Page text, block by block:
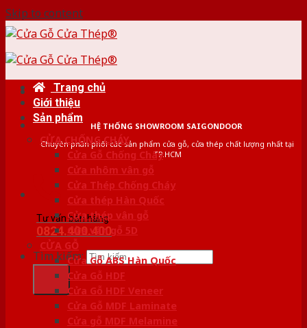
Skip to content
HỆ THỐNG SHOWROOM SAIGONDOOR
Chuyên phân phối các sản phẩm cửa gỗ, cửa thép chất lượng nhất tại
TP.HCM
Tư vấn bán hàng
0824.400.400
Tìm kiếm:
Trang chủ
Giới thiệu
Sản phẩm
CỬA CHỐNG CHÁY
Cửa Gỗ Chống Cháy
Cửa nhôm vân gỗ
Cửa Thép Chống Cháy
Cửa thép Hàn Quốc
Cửa thép vân gỗ
Cửa vân gỗ 5D
CỬA GỖ
Cửa Gỗ ABS Hàn Quốc
Cửa Gỗ HDF
Cửa Gỗ HDF Veneer
Cửa Gỗ MDF Laminate
Cửa gỗ MDF Melamine